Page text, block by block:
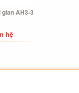
AH3-3
hệ